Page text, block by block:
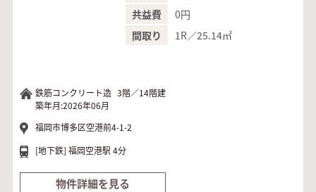
共益費
0円
間取り
1R／25.14㎡
鉄筋コンクリート造 3階／14階建
築年月:2026年06月
福岡市博多区空港前4-1-2
[地下鉄] 福岡空港駅 4分
物件詳細を見る